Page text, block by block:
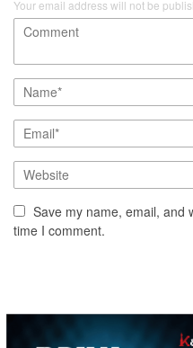
Your email address will not be
Save my name, email, and
time I comment.